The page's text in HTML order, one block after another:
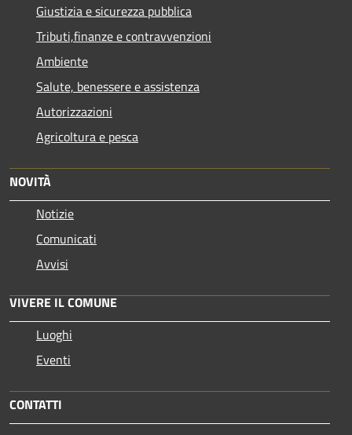
Giustizia e sicurezza pubblica
Tributi,finanze e contravvenzioni
Ambiente
Salute, benessere e assistenza
Autorizzazioni
Agricoltura e pesca
NOVITÀ
Notizie
Comunicati
Avvisi
VIVERE IL COMUNE
Luoghi
Eventi
CONTATTI